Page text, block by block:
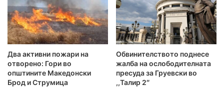
Два активни пожари на
отворено: Гори во
општините Македонски
Брод и Струмица
Обвинителството поднесе
жалба на ослободителната
пресуда за Груевски во
,,Талир 2″